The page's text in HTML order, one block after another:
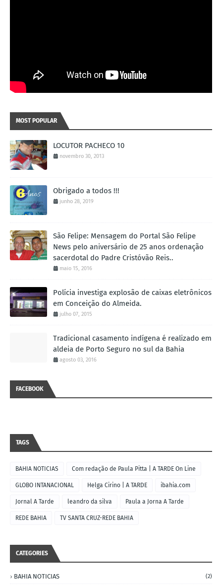
MOST POPULAR
LOCUTOR PACHECO 10
novembro 30, 2013
Obrigado a todos !!!
junho 28, 2019
São Felipe: Mensagem do Portal São Felipe
News pelo aniversário de 25 anos ordenação
sacerdotal do Padre Cristóvão Reis..
maio 15, 2016
Polícia investiga explosão de caixas eletrônicos
em Conceição do Almeida.
julho 07, 2015
Tradicional casamento indígena é realizado em
aldeia de Porto Seguro no sul da Bahia
agosto 03, 2016
FACEBOOK
TAGS
BAHIA NOTICIAS Com redação de Paula Pitta | A TARDE On Line
GLOBO INTANACIONAL Helga Cirino | A TARDE ibahia.com
Jornal A Tarde leandro da silva Paula a Jorna A Tarde
REDE BAHIA TV SANTA CRUZ-REDE BAHIA
CATEGORIES
BAHIA NOTICIAS (2)